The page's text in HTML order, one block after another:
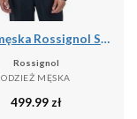
Bluza męska Rossignol Signature Ski Hz Fleece
Rossignol
ODZIEŻ MĘSKA
499.99 zł